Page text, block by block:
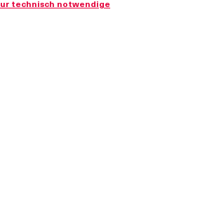
technisch notwendige